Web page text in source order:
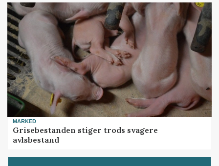
MARKED
Grisebestanden stiger trods svagere
avlsbestand